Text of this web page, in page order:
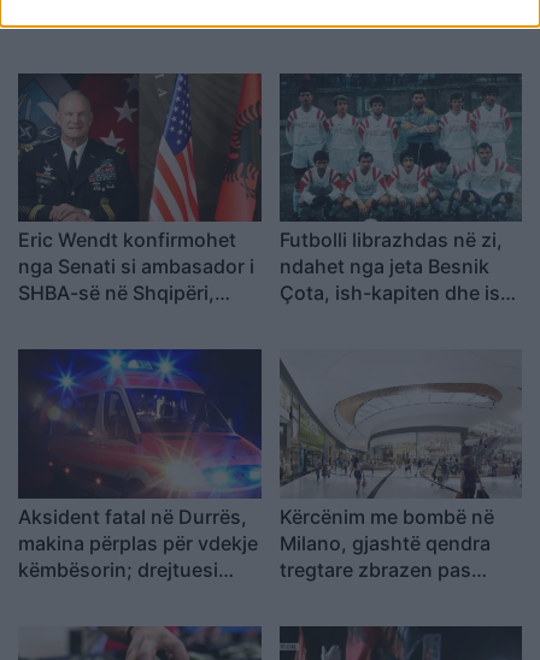
Eric Wendt konfirmohet
nga Senati si ambasador i
SHBA-së në Shqipëri,
Trump
Futbolli librazhdas në zi,
ndahet nga jeta Besnik
Çota, ish-kapiten dhe ish-
Aksident fatal në Durrës,
makina përplas për vdekje
këmbësorin; drejtuesi
Kërcënim me bombë në
Milano, gjashtë qendra
tregtare zbrazen pas